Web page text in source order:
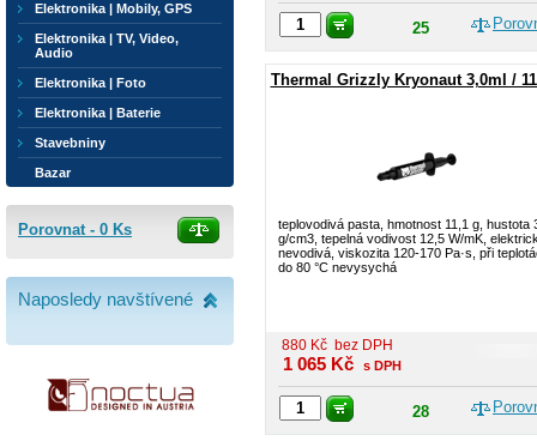
25
Thermal Grizzly Kryonaut 3,0ml /
teplovodivá pasta, hmotnost 11,1 g, hustota
g/cm3, tepelná vodivost 12,5 W/mK,
nevodivá, viskozita 120-170 Pa·s, při
do 80 °C nevysychá
880 Kč bez DPH
1 065 Kč s DPH
28
Elektronika | Mobily, GPS
Elektronika | TV, Video,
Audio
Elektronika | Foto
Elektronika | Baterie
Stavebniny
Bazar
Porovnat - 0 Ks
Naposledy navštívené